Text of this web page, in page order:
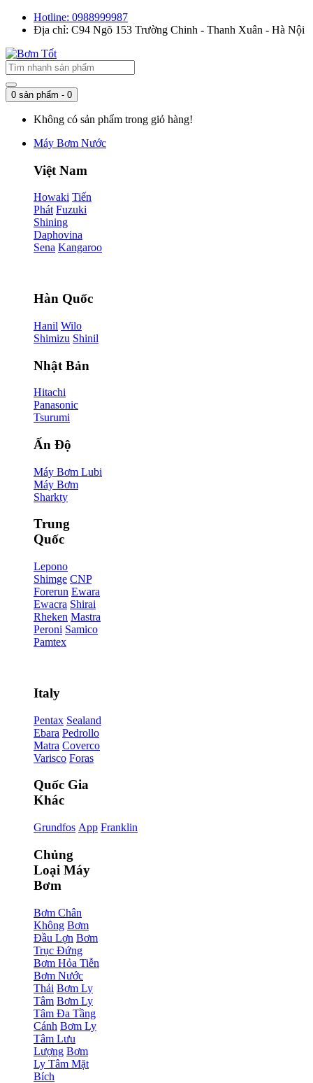
Hotline: 0988999987
Địa chỉ: C94 Ngõ 153 Trường Chinh - Thanh Xuân - Hà Nội
0 sản phẩm - 0
Không có sản phẩm trong giỏ hàng!
Máy Bơm Nước
Việt Nam
Howaki Tiến
Phát Fuzuki
Shining
Daphovina
Sena Kangaroo
Hàn Quốc
Hanil Wilo
Shimizu Shinil
Nhật Bản
Hitachi
Panasonic
Tsurumi
Ấn Độ
Máy Bơm Lubi
Máy Bơm
Sharkty
Trung
Quốc
Lepono
Shimge CNP
Forerun Ewara
Ewacra Shirai
Rheken Mastra
Peroni Samico
Pamtex
Italy
Pentax Sealand
Ebara Pedrollo
Matra Coverco
Varisco Foras
Quốc Gia
Khác
Grundfos App Franklin
Chủng
Loại Máy
Bơm
Bơm Chân
Không Bơm
Đầu Lợn Bơm
Trục Đứng
Bơm Hỏa Tiễn
Bơm Nước
Thải Bơm Ly
Tâm Bơm Ly
Tâm Đa Tầng
Cánh Bơm Ly
Tâm Lưu
Lượng Bơm
Ly Tâm Mặt
Bích